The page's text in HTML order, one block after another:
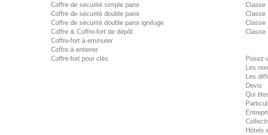
Coffre de sécurité simple paroi
Coffre de sécurité double paroi
Coffre de sécurité double paroi ignifuge
Coffre & Coffre-fort de dépôt
Coffre-fort à emmurer
Coffre à enterrer
Coffre-fort pour clés
Classe
Classe
Classe
Classe
Les
Les
Devis
Qui
Hôtels